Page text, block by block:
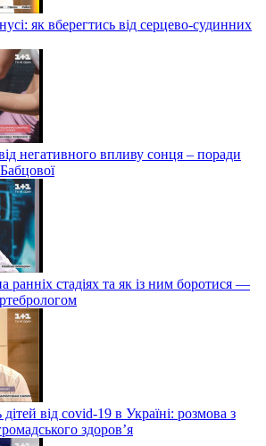
як вберегтись від серцево-судинних
негативного впливу сонця – поради
ранніх стадіях та як із ним боротися —
від covid-19 в Україні: розмова з
здоров’я